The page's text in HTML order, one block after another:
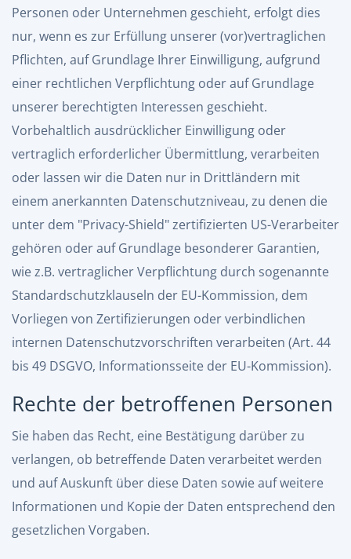
Personen oder Unternehmen geschieht, erfolgt dies
nur, wenn es zur Erfüllung unserer (vor)vertraglichen
Pflichten, auf Grundlage Ihrer Einwilligung, aufgrund
einer rechtlichen Verpflichtung oder auf Grundlage
unserer berechtigten Interessen geschieht.
Vorbehaltlich ausdrücklicher Einwilligung oder
vertraglich erforderlicher Übermittlung, verarbeiten
oder lassen wir die Daten nur in Drittländern mit
einem anerkannten Datenschutzniveau, zu denen die
unter dem "Privacy-Shield" zertifizierten US-Verarbeiter
gehören oder auf Grundlage besonderer Garantien,
wie z.B. vertraglicher Verpflichtung durch sogenannte
Standardschutzklauseln der EU-Kommission, dem
Vorliegen von Zertifizierungen oder verbindlichen
internen Datenschutzvorschriften verarbeiten (Art. 44
bis 49 DSGVO, Informationsseite der EU-Kommission).
Rechte der betroffenen Personen
Sie haben das Recht, eine Bestätigung darüber zu
verlangen, ob betreffende Daten verarbeitet werden
und auf Auskunft über diese Daten sowie auf weitere
Informationen und Kopie der Daten entsprechend den
gesetzlichen Vorgaben.